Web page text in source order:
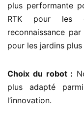
plus performante
RTK pour les
reconnaissance
pour les jardins
Choix du robot :
plus adapté
l’innovation.